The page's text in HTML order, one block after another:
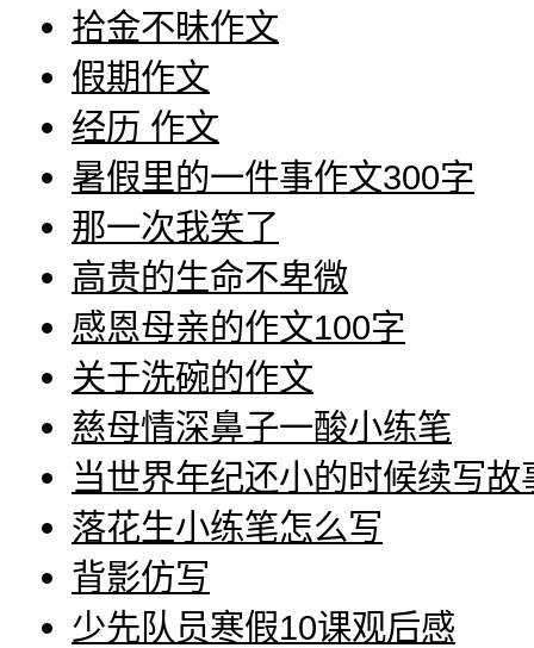
拾金不昧作文
假期作文
经历 作文
暑假里的一件事作文300字
那一次我笑了
高贵的生命不卑微
感恩母亲的作文100字
关于洗碗的作文
慈母情深鼻子一酸小练笔
当世界年纪还小的时候续写故
落花生小练笔怎么写
背影仿写
少先队员寒假10课观后感